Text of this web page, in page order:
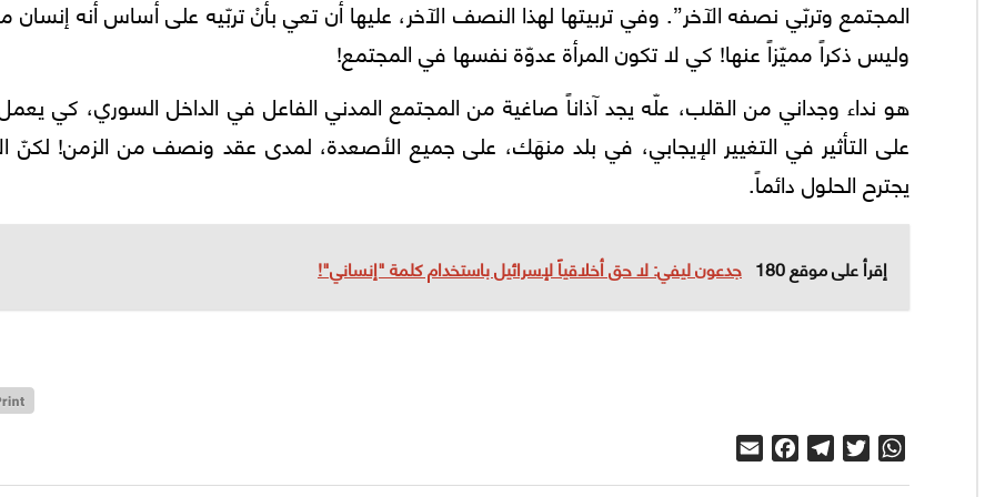
المجتمع وتربّي نصفه الآخر”. وفي تربيتها لهذا النصف الآخر، عليها أن تعي بأنْ تربّيه على أساس أنه إنسان
وليس ذكراً مميّزاً عنها! كي لا تكون المرأة عدوّة نفسها في المجتمع!
هو نداء وجداني من القلب، علّه يجد آذاناً صاغية من المجتمع المدني الفاعل في الداخل السوري، كي
على التأثير في التغيير الإيجابي، في بلد منهَك، على جميع الأصعدة، لمدى عقد ونصف من الزمن! لكنّ
يجترح الحلول دائماً.
إقرأ على موقع 180 جدعون ليفي: لا حق أخلاقياً لإسرائيل باستخدام كلمة "إنساني"!
WhatsApp
Twitter
Telegram
Facebook